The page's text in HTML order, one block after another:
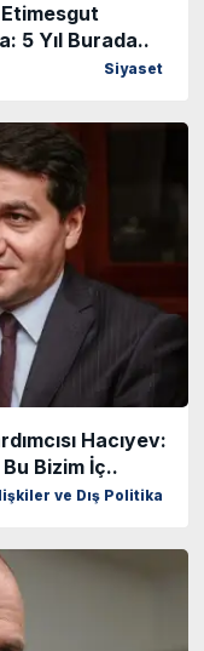
5 Yıl Burada..
Siyaset
Hacıyev:
Bizim İç..
ve Dış Politika